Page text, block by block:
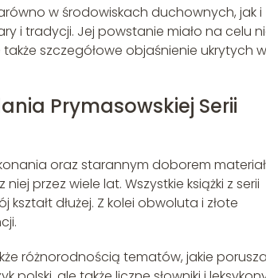
w środowiskach duchownych, jak i
i tradycji. Jej powstanie miało na celu
szczegółowe objaśnienie ukrytych w
Prymasowskiej Serii
oraz starannym doborem
przez wiele lat. Wszystkie książki z serii
dłużej. Z kolei obwoluta i złote
różnorodnością tematów, jakie